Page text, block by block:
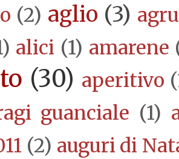
(2) aglio (3)
alici (1) amarene
(30) aperitivo
guanciale (1)
(2) auguri di